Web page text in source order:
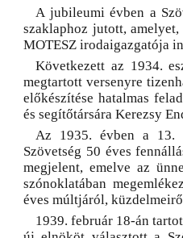
A jubileumi évben a
szaklaphoz jutott,
MOTESZ irodaigazgatója
Következett az 1934.
megtartott versenyre
előkészítése hatalmas
és segítőtársára Kerezsy
Az 1935. évben a 13.
Szövetség 50 éves
megjelent, emelve az
szónoklatában
éves múltjáról,
1939. február 18-án